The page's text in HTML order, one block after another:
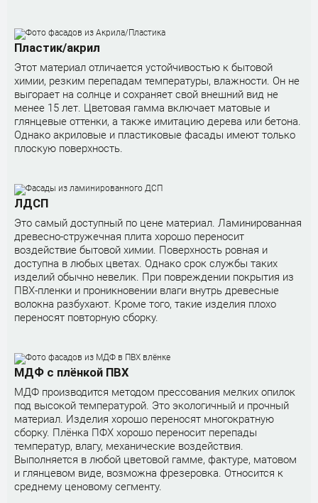
Пластик/акрил
Этот материал отличается устойчивостью к бытовой
химии, резким перепадам температуры, влажности. Он не
выгорает на солнце и сохраняет свой внешний вид не
менее 15 лет. Цветовая гамма включает матовые и
глянцевые оттенки, а также имитацию дерева или бетона.
Однако акриловые и пластиковые фасады имеют только
плоскую поверхность.
ЛДСП
Это самый доступный по цене материал. Ламинированная
древесно-стружечная плита хорошо переносит
воздействие бытовой химии. Поверхность ровная и
доступна в любых цветах. Однако срок службы таких
изделий обычно невелик. При повреждении покрытия из
ПВХ-пленки и проникновении влаги внутрь древесные
волокна разбухают. Кроме того, такие изделия плохо
переносят повторную сборку.
МДФ с плёнкой ПВХ
МДФ производится методом прессования мелких опилок
под высокой температурой. Это экологичный и прочный
материал. Изделия хорошо переносят многократную
сборку. Плёнка ПФХ хорошо переносит перепады
температур, влагу, механические воздействия.
Выполняется в любой цветовой гамме, фактуре, матовом
и глянцевом виде, возможна фрезеровка. Относится к
среднему ценовому сегменту.